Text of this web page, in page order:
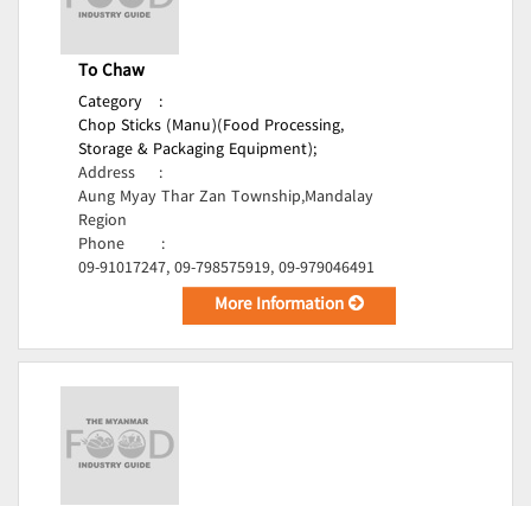
To Chaw
Category
:
Chop Sticks (Manu)(Food Processing,
Storage & Packaging Equipment);
Address
:
Aung Myay Thar Zan Township,Mandalay
Region
Phone
:
09-91017247, 09-798575919, 09-979046491
More Information